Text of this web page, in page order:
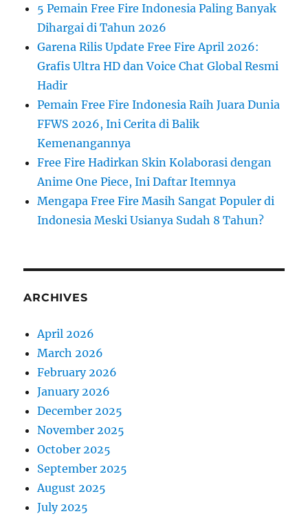
5 Pemain Free Fire Indonesia Paling Banyak
Dihargai di Tahun 2026
Garena Rilis Update Free Fire April 2026:
Grafis Ultra HD dan Voice Chat Global Resmi
Hadir
Pemain Free Fire Indonesia Raih Juara Dunia
FFWS 2026, Ini Cerita di Balik
Kemenangannya
Free Fire Hadirkan Skin Kolaborasi dengan
Anime One Piece, Ini Daftar Itemnya
Mengapa Free Fire Masih Sangat Populer di
Indonesia Meski Usianya Sudah 8 Tahun?
ARCHIVES
April 2026
March 2026
February 2026
January 2026
December 2025
November 2025
October 2025
September 2025
August 2025
July 2025